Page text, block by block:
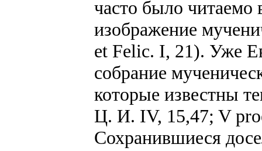
часто было читаемо
изображение
et Felic. I, 21). Уже
собрание
которые известны
Ц. И. IV, 15,47; V
Сохранившиеся